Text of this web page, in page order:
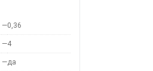
—0,36
—4
—да